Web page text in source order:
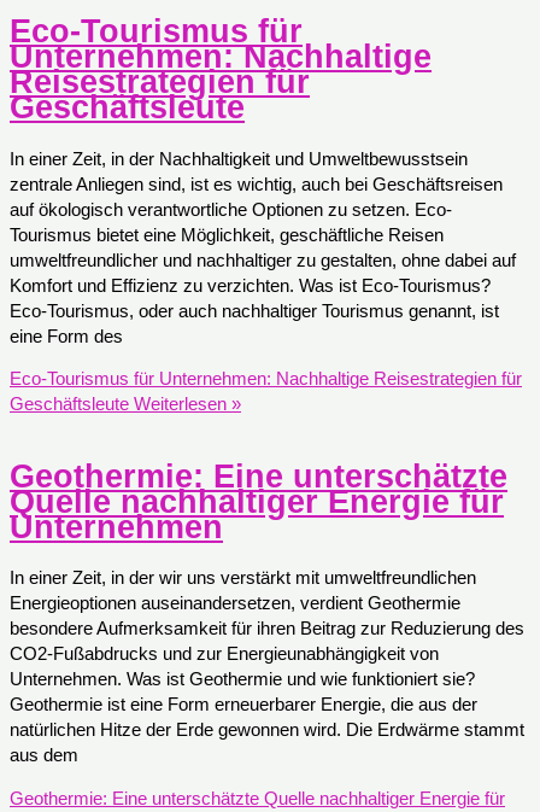
Eco-Tourismus für
Unternehmen: Nachhaltige
Reisestrategien für
Geschäftsleute
In einer Zeit, in der Nachhaltigkeit und Umweltbewusstsein
zentrale Anliegen sind, ist es wichtig, auch bei Geschäftsreisen
auf ökologisch verantwortliche Optionen zu setzen. Eco-
Tourismus bietet eine Möglichkeit, geschäftliche Reisen
umweltfreundlicher und nachhaltiger zu gestalten, ohne dabei auf
Komfort und Effizienz zu verzichten. Was ist Eco-Tourismus?
Eco-Tourismus, oder auch nachhaltiger Tourismus genannt, ist
eine Form des
Eco-Tourismus für Unternehmen: Nachhaltige Reisestrategien für
Geschäftsleute Weiterlesen »
Geothermie: Eine unterschätzte
Quelle nachhaltiger Energie für
Unternehmen
In einer Zeit, in der wir uns verstärkt mit umweltfreundlichen
Energieoptionen auseinandersetzen, verdient Geothermie
besondere Aufmerksamkeit für ihren Beitrag zur Reduzierung des
CO2-Fußabdrucks und zur Energieunabhängigkeit von
Unternehmen. Was ist Geothermie und wie funktioniert sie?
Geothermie ist eine Form erneuerbarer Energie, die aus der
natürlichen Hitze der Erde gewonnen wird. Die Erdwärme stammt
aus dem
Geothermie: Eine unterschätzte Quelle nachhaltiger Energie für